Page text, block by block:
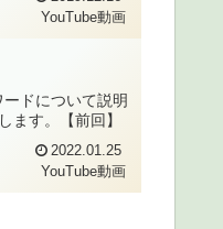
YouTube動画
ドについて説明
ます。【前回】
2022.01.25
YouTube動画